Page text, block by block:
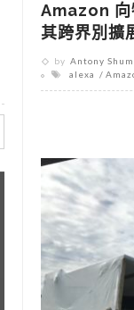
Amazon 向
其跨界別擴
by Antony Shum
alexa